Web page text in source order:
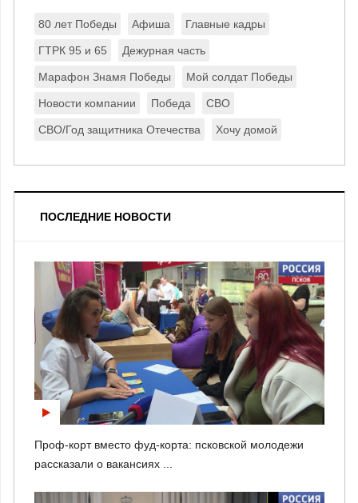
80 лет Победы Афиша Главные кадры
ГТРК 95 и 65 Дежурная часть
Марафон Знамя Победы Мой солдат Победы
Новости компании Победа СВО
СВО/Год защитника Отечества Хочу домой
ПОСЛЕДНИЕ НОВОСТИ
Проф-корт вместо фуд-корта: псковской молодежи
рассказали о вакансиях ...